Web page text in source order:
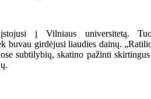
į Vilniaus universitetą.
buvau girdėjusi liaudies dainų.
subtilybių, skatino pažinti